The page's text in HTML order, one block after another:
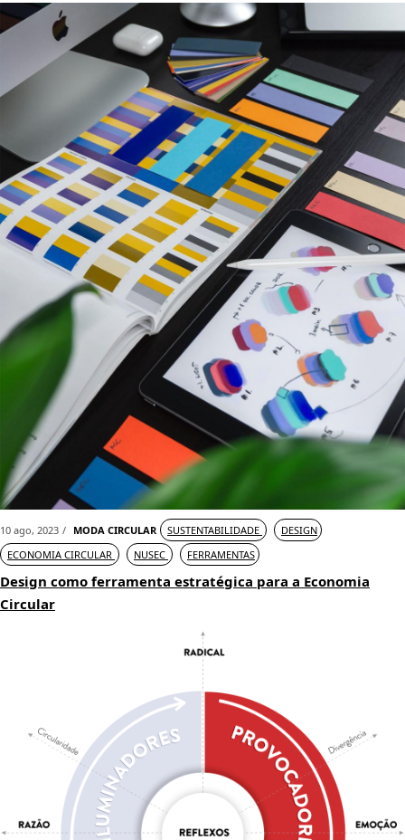
10 ago, 2023 MODA CIRCULAR SUSTENTABILIDADE
DESIGN
ECONOMIA CIRCULAR
NUSEC FERRAMENTAS
Design como ferramenta estratégica para a Economia
Circular